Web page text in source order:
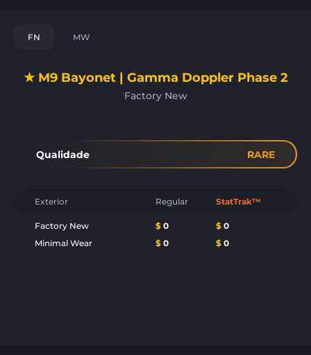
FN MW
★ M9 Bayonet | Gamma Doppler Phase 2
Factory New
Qualidade RARE
Exterior Regular StatTrak™
Factory New $ 0 $ 0
Minimal Wear
$ 0 $ 0